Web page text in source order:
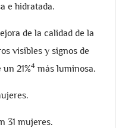
e hidratada.
de la calidad de la
visibles y signos de
21%4 más luminosa.
31 mujeres.